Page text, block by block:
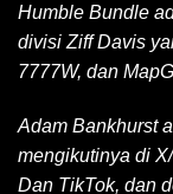
Humble Bundle
divisi Ziff Davis
7777W, dan
Adam Bankhurst
mengikutinya di
Dan TikTok, dan